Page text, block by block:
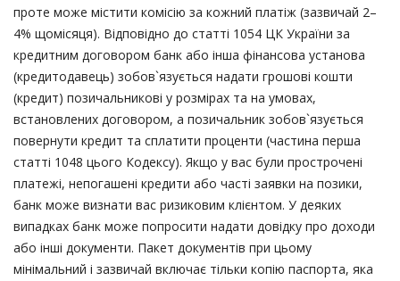
проте може містити комісію за кожний платіж (зазвичай 2–
4% щомісяця). Відповідно до статті 1054 ЦК України за
кредитним договором банк або інша фінансова установа
(кредитодавець) зобов`язується надати грошові кошти
(кредит) позичальникові у розмірах та на умовах,
встановлених договором, а позичальник зобов`язується
повернути кредит та сплатити проценти (частина перша
статті 1048 цього Кодексу). Якщо у вас були прострочені
платежі, непогашені кредити або часті заявки на позики,
банк може визнати вас ризиковим клієнтом. У деяких
випадках банк може попросити надати довідку про доходи
або інші документи. Пакет документів при цьому
мінімальний і зазвичай включає тільки копію паспорта, яка